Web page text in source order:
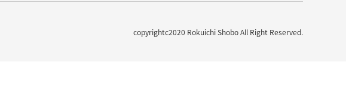
copyrightc2020 Rokuichi Shobo All Right Reserved.